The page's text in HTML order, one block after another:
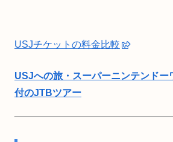
USJチケットの料金比較
USJへの旅・スーパーニンテンドー
付のJTBツアー